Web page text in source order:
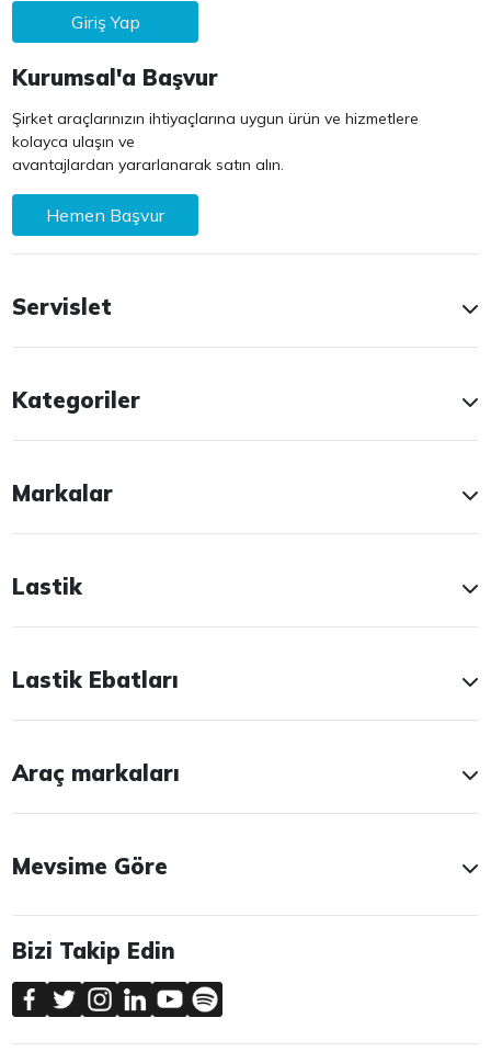
Giriş Yap
Kurumsal'a Başvur
Şirket araçlarınızın ihtiyaçlarına uygun ürün ve hizmetlere
kolayca ulaşın ve
avantajlardan yararlanarak satın alın.
Hemen Başvur
Servislet
Kategoriler
Markalar
Lastik
Lastik Ebatları
Araç markaları
Mevsime Göre
Bizi Takip Edin